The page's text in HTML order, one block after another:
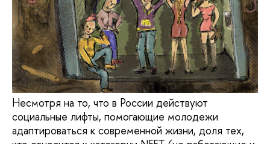
Несмотря на то, что в России действуют
социальные лифты, помогающие молодежи
адаптироваться к современной жизни, доля тех,